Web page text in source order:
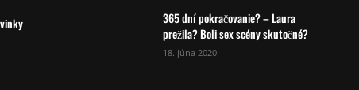
365 dní pokračovanie? – Laura
prežila? Boli sex scény skutočné?
18. júna 2020